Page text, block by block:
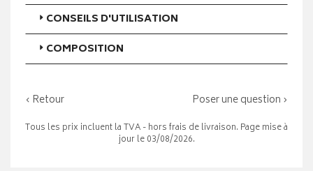
CONSEILS D'UTILISATION
COMPOSITION
‹ Retour Poser une question ›
Tous les prix incluent la TVA - hors frais de livraison. Page mise à
jour le 03/08/2026.